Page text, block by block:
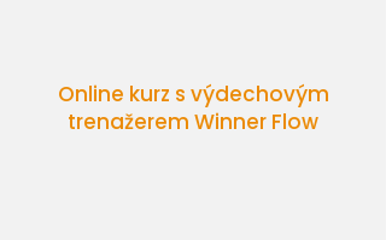
Online kurz s výdechovým
trenažerem Winner Flow